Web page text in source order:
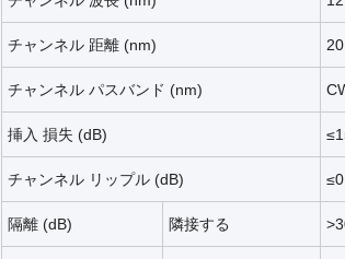
チャンネル 距離 (nm) 20
チャンネル パスバンド (nm)
挿入 損失 (dB)
チャンネル リップル (dB)
隔離 (dB) 隣接する